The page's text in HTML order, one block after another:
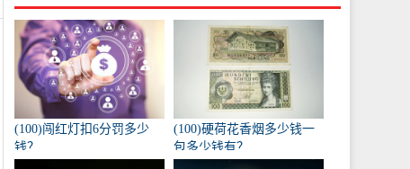
(100)闯红灯扣6分罚多少
钱？
(100)硬荷花香烟多少钱一
包多少钱有？